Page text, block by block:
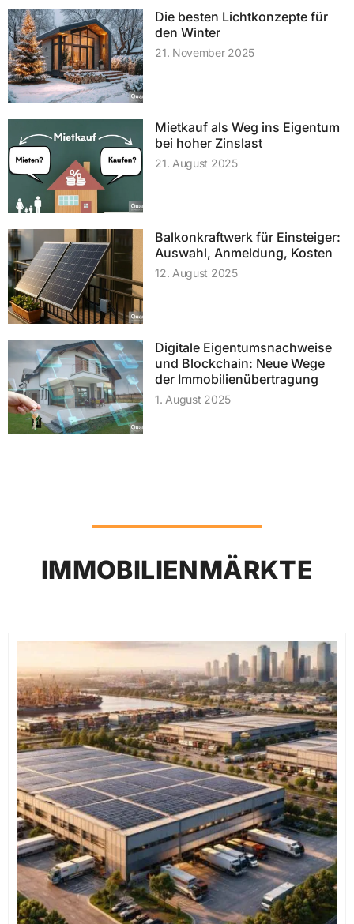
Die besten Lichtkonzepte für
den Winter
21. November 2025
Mietkauf als Weg ins Eigentum
bei hoher Zinslast
21. August 2025
Balkonkraftwerk für Einsteiger:
Auswahl, Anmeldung, Kosten
12. August 2025
Digitale Eigentumsnachweise
und Blockchain: Neue Wege
der Immobilienübertragung
1. August 2025
IMMOBILIENMÄRKTE